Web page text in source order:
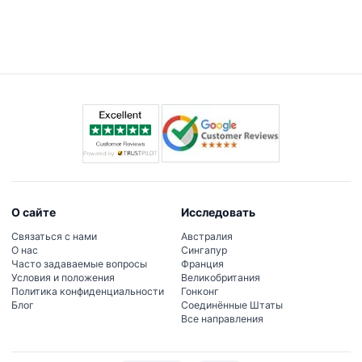
О сайте
Связаться с нами
О нас
Часто задаваемые вопросы
Условия и положения
Политика конфиденциальности
Блог
Исследовать
Австралия
Сингапур
Франция
Великобритания
Гонконг
Соединённые Штаты
Все направления